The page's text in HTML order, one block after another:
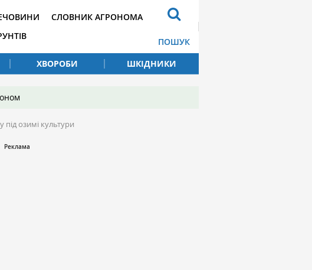
СЛОВНИК АГРОНОМА
ПОШУК
ХВОРОБИ ШКІДНИКИ
під озимі культури